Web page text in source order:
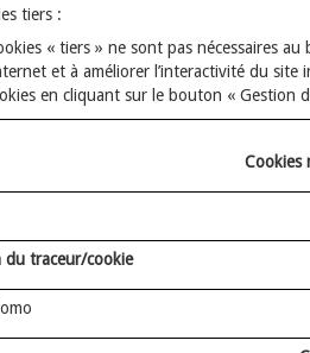
tiers :
« tiers » ne sont pas nécessaires
et à améliorer l’interactivité du
en cliquant sur le bouton « Gestion
Cookies
du traceur/cookie